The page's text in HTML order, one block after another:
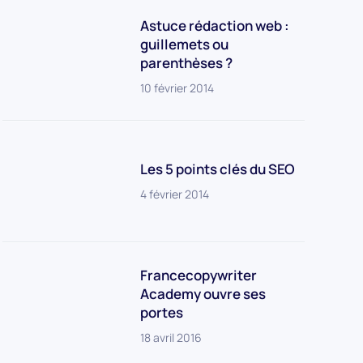
Astuce rédaction web :
guillemets ou
parenthèses ?
10 février 2014
Les 5 points clés du SEO
4 février 2014
Francecopywriter
Academy ouvre ses
portes
18 avril 2016